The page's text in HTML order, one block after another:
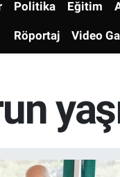
Politika Eğitim
Röportaj Video